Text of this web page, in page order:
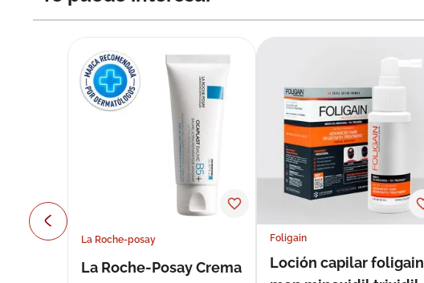
La Roche-posay
La Roche-Posay Crema
Foligain
Loción capilar foligain